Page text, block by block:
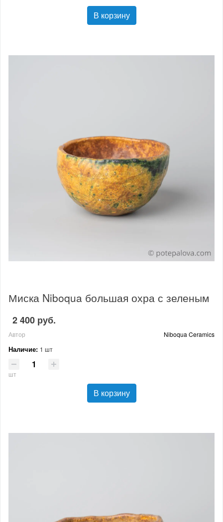
В корзину
Миска Niboqua большая охра с зеленым
2 400 руб.
Автор Niboqua Ceramics
Наличие: 1 шт
шт
В корзину